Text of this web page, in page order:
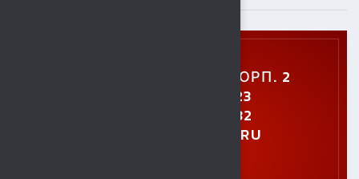
УЛ. УШИНСКОГО, 5, КОРП. 2
+7 (4742) 48-27-23
+7 (4742) 28-40-32
GTO.SOKOL@MAIL.RU